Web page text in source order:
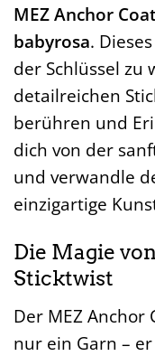
MEZ Anchor
babyrosa.
der Schlüssel zu
detailreichen
berühren und
dich von der
und verwandle
einzigartige
Die Magie
Sticktwist
Der MEZ Anchor
nur ein Garn –